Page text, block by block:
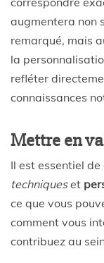
augmentera non
remarqué, mais
la
refléter
connaissances
Mettre en
Il est essentiel
techniqueset
ce que vous
comment vous
contribuez au